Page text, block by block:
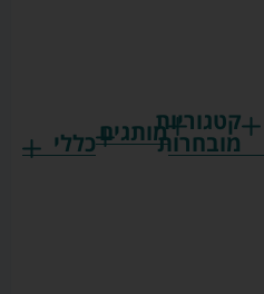
קטגוריות
מובחרותמותגים
גרקו
כללי